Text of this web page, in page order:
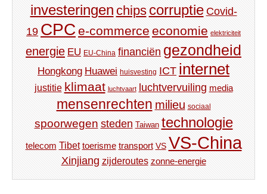
investeringen chips corruptie Covid-
19 CPC e-commerce economie elektriciteit
energie EU EU-China financiën gezondheid
Hongkong Huawei huisvesting ICT internet
justitie klimaat luchtvaart luchtvervuiling media
mensenrechten milieu sociaal
spoorwegen steden Taiwan technologie
telecom Tibet toerisme transport VS VS-China
Xinjiang zijderoutes zonne-energie